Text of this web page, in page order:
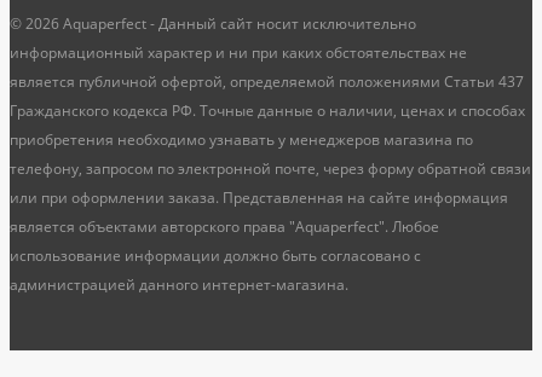
© 2026 Aquaperfect - Данный сайт носит исключительно
информационный характер и ни при каких обстоятельствах не
является публичной офертой, определяемой положениями Статьи 437
Гражданского кодекса РФ. Точные данные о наличии, ценах и способах
приобретения необходимо узнавать у менеджеров магазина по
телефону, запросом по электронной почте, через форму обратной связи
или при оформлении заказа. Представленная на сайте информация
является объектами авторского права "Aquaperfect". Любое
использование информации должно быть согласовано с
администрацией данного интернет-магазина.